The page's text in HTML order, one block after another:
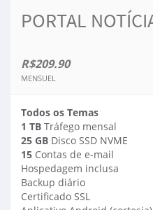
PORTAL
R$209.90
MENSUEL
Todos os Temas
1 TB Tráfego mensal
25 GB Disco SSD NVME
15 Contas de e-mail
Hospedagem inclusa
Backup diário
Certificado SSL